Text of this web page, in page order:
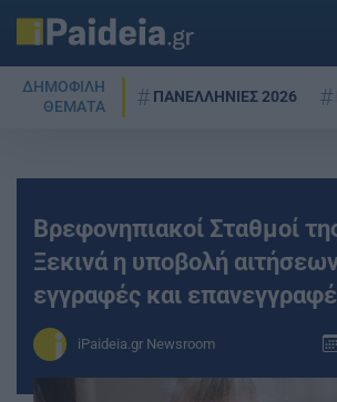
ΔΗΜΟΦΙΛΗ
ΘΕΜΑΤΑ
ΠΑΝΕΛΛΗΝΙΕΣ 2026
Βρεφονηπιακοί Σταθμοί
Ξεκινά η υποβολή
εγγραφές και
iPaideia.gr Newsroom